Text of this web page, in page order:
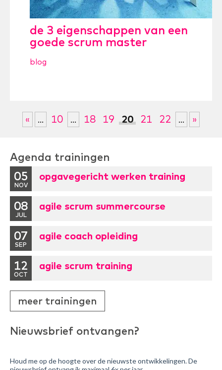
de 3 eigenschappen van een
goede scrum master
blog
« ... 10 ... 18 19 20 21 22 ... »
Agenda trainingen
05
NOV
opgavegericht werken training
08
JUL
agile scrum summercourse
07
SEP
agile coach opleiding
12
OCT
agile scrum training
meer trainingen
Nieuwsbrief ontvangen?